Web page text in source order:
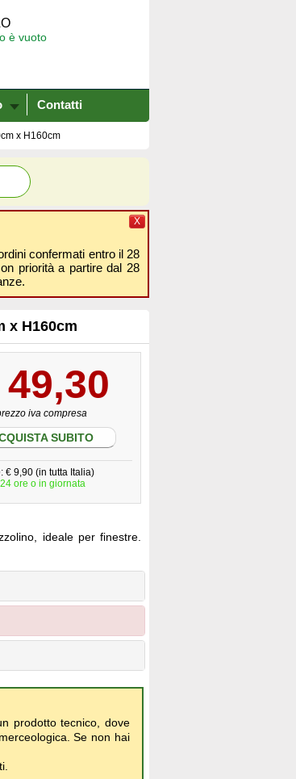
è vuoto
Contatti
x H160cm
confermati entro il 28
priorità a partire dal 28
X
x H160cm
49,30
iva compresa
SUBITO
€ 9,90 (in tutta Italia)
24 ore o in giornata
ideale per finestre.
prodotto tecnico, dove
Se non hai